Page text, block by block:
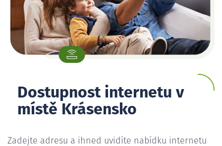
Dostupnost internetu v
místě Krásensko
Zadejte adresu a ihned uvidíte nabídku internetu